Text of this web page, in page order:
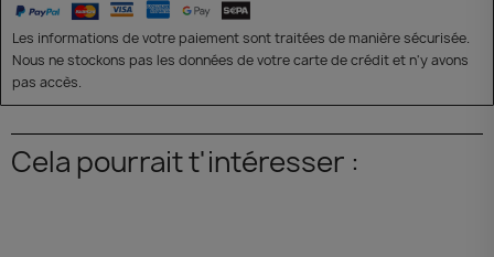
Les informations de votre paiement sont traitées de manière sécurisée.
Nous ne stockons pas les données de votre carte de crédit et n'y avons
pas accès.
Cela pourrait t'intéresser :